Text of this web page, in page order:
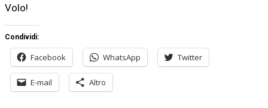
Volo!
Condividi:
Facebook WhatsApp Twitter
E-mail Altro